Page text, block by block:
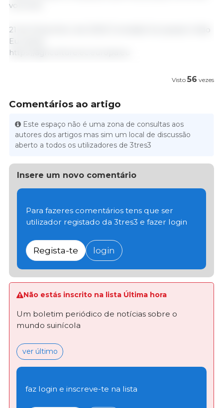
volumes.
21 de Dezembro de 2023/ Comissão Europeia/ União
Europeia.
https://agriculture.ec.europa.eu
Visto 56 vezes
Comentários ao artigo
Este espaço não é uma zona de consultas aos
autores dos artigos mas sim um local de discussão
aberto a todos os utilizadores de 3tres3
Insere um novo comentário
Para fazeres comentários tens que ser
utilizador registado da 3tres3 e fazer login
Regista-te login
Não estás inscrito na lista Última hora
Um boletim periódico de notícias sobre o
mundo suinícola
ver último
faz login e inscreve-te na lista